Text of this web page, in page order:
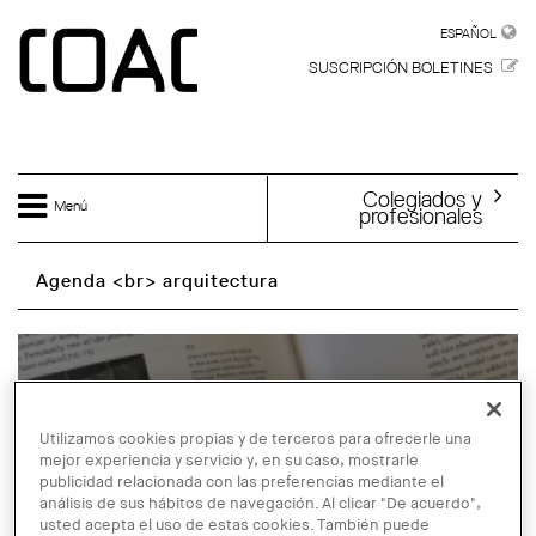
ESPAÑOL
SUSCRIPCIÓN BOLETINES
Menú Colegiados y
profesionales
Agenda <br> arquitectura
Utilizamos cookies propias y de terceros para ofrecerle una
mejor experiencia y servicio y, en su caso, mostrarle
publicidad relacionada con las preferencias mediante el
análisis de sus hábitos de navegación. Al clicar "De acuerdo",
usted acepta el uso de estas cookies. También puede